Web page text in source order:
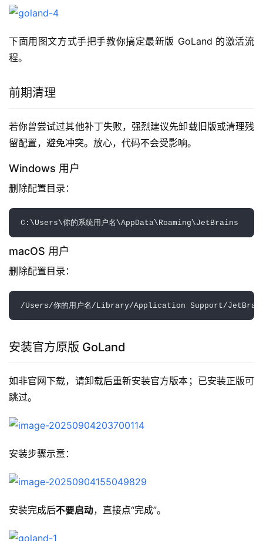
下面用图文方式手把手教你搞定最新版 GoLand 的激活流
程。
前期清理
若你曾尝试过其他补丁失败，强烈建议先卸载旧版或清理残
留配置，避免冲突。放心，代码不会受影响。
Windows 用户
删除配置目录：
macOS 用户
删除配置目录：
安装官方原版 GoLand
如非官网下载，请卸载后重新安装官方版本；已安装正版可
跳过。
安装步骤示意：
安装完成后不要启动，直接点“完成”。